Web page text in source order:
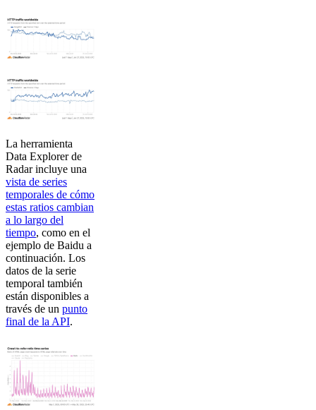
La herramienta
Data Explorer de
Radar incluye una
vista de series
temporales de cómo
estas ratios cambian
a lo largo del
tiempo, como en el
ejemplo de Baidu a
continuación. Los
datos de la serie
temporal también
están disponibles a
través de un punto
final de la API.